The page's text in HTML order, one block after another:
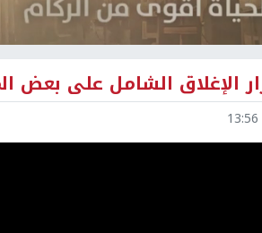
الإغلاق الشامل على بعض